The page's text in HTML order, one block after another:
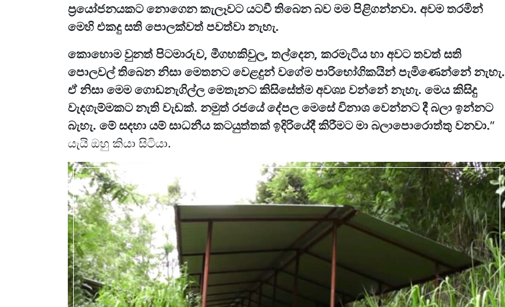
ප්‍රයෝජනයකට නොගෙන කැලෑවට යටවී තිබෙන බව මම පිළිගන්නවා. අවම තරමින්
මෙහි එකදු සති පොලක්වත් පවත්වා නැහැ.
කොහොම වුනත් පිටමාරුව, මීගහකිවුල, තල්දෙන, කරමැටිය හා අවට තවත් සති
පොලවල් තිබෙන නිසා මෙතනට වෙළදුන් වගේම පාරිභෝගිකයින් පැමිණෙන්නේ නැහැ.
ඒ නිසා මෙම ගොඩනැගිල්ල මෙතැනට කිසිසේත්ම අවශ්‍ය වන්නේ නැහැ. මෙය කිසිදු
වැදගැම්මකට නැති වැඩක්. නමුත් රජයේ දේපල මෙසේ විනාශ වෙන්නට දී බලා ඉන්නට
බැහැ. මේ සදහා යම් සාධනීය කටයුත්තක් ඉදිරියේදී කිරීමට මා බලාපොරොත්තු වනවා.”
යැයි ඔහු කියා සිටියා.